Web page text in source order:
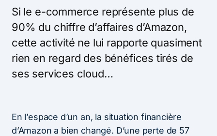
Si le e-commerce représente plus de
90% du chiffre d’affaires d’Amazon,
cette activité ne lui rapporte quasiment
rien en regard des bénéfices tirés de
ses services cloud…
En l’espace d’un an, la situation financière
d’Amazon a bien changé. D’une perte de 57